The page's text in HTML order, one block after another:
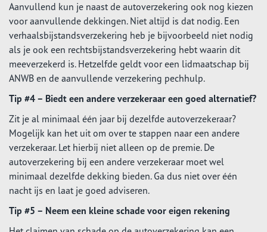
Aanvullend kun je naast de autoverzekering ook nog kiezen
voor aanvullende dekkingen. Niet altijd is dat nodig. Een
verhaalsbijstandsverzekering heb je bijvoorbeeld niet nodig
als je ook een rechtsbijstandsverzekering hebt waarin dit
meeverzekerd is. Hetzelfde geldt voor een lidmaatschap bij
ANWB en de aanvullende verzekering pechhulp.
Tip #4 – Biedt een andere verzekeraar een goed alternatief?
Zit je al minimaal één jaar bij dezelfde autoverzekeraar?
Mogelijk kan het uit om over te stappen naar een andere
verzekeraar. Let hierbij niet alleen op de premie. De
autoverzekering bij een andere verzekeraar moet wel
minimaal dezelfde dekking bieden. Ga dus niet over één
nacht ijs en laat je goed adviseren.
Tip #5 – Neem een kleine schade voor eigen rekening